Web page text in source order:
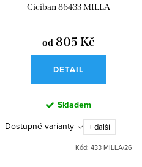
Ciciban 86433 MILLA
od 805 Kč
DETAIL
Skladem
Dostupné varianty
+ další
Kód: 433 MILLA/26